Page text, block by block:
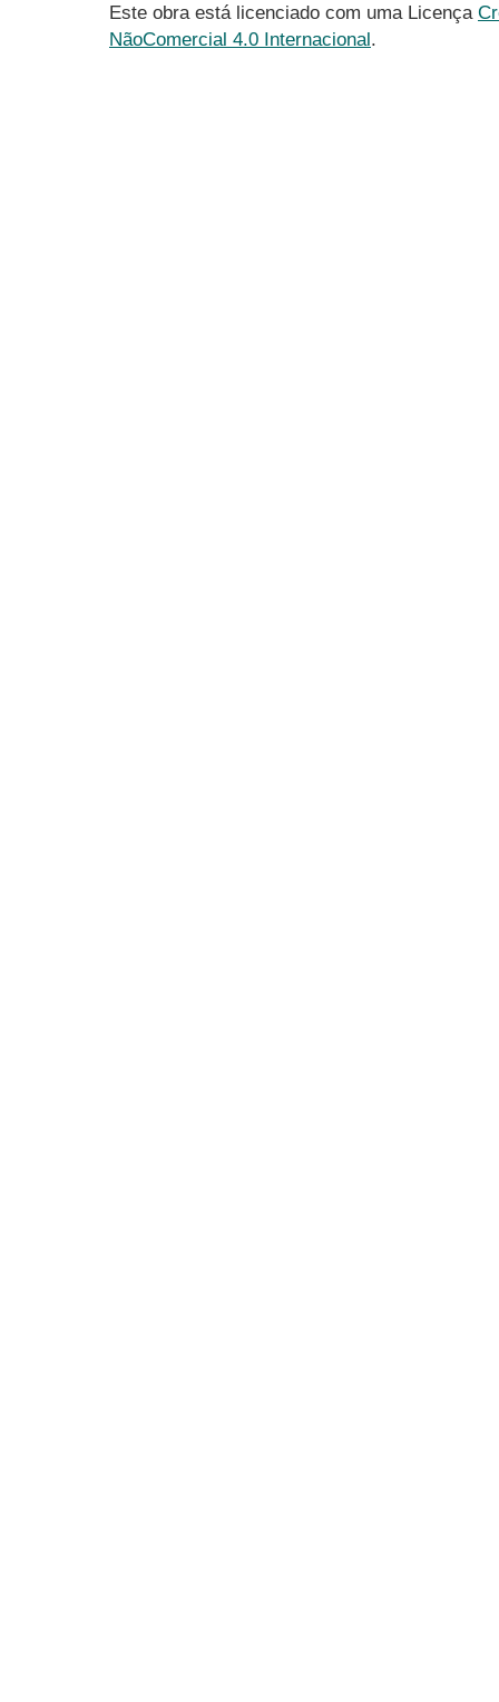
Este obra está licenciado com uma Licença
NãoComercial 4.0 Internacional.